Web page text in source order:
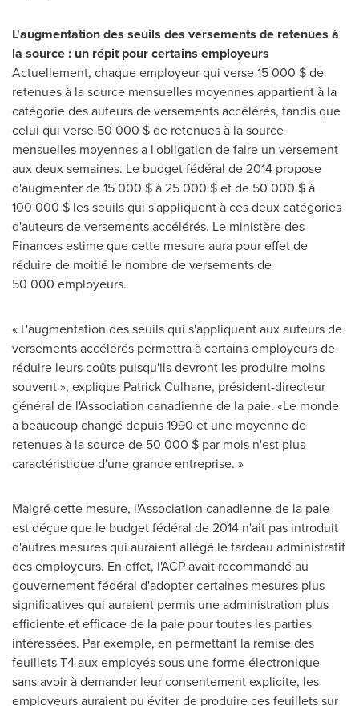
L'augmentation des seuils des versements de retenues à
la source : un répit pour certains employeurs
Actuellement, chaque employeur qui verse 15 000 $ de
retenues à la source mensuelles moyennes appartient à la
catégorie des auteurs de versements accélérés, tandis que
celui qui verse 50 000 $ de retenues à la source
mensuelles moyennes a l'obligation de faire un versement
aux deux semaines. Le budget fédéral de 2014 propose
d'augmenter de 15 000 $ à 25 000 $ et de 50 000 $ à
100 000 $ les seuils qui s'appliquent à ces deux catégories
d'auteurs de versements accélérés. Le ministère des
Finances estime que cette mesure aura pour effet de
réduire de moitié le nombre de versements de
50 000 employeurs.
« L'augmentation des seuils qui s'appliquent aux auteurs de
versements accélérés permettra à certains employeurs de
réduire leurs coûts puisqu'ils devront les produire moins
souvent », explique Patrick Culhane, président-directeur
général de l'Association canadienne de la paie. «Le monde
a beaucoup changé depuis 1990 et une moyenne de
retenues à la source de 50 000 $ par mois n'est plus
caractéristique d'une grande entreprise. »
Malgré cette mesure, l'Association canadienne de la paie
est déçue que le budget fédéral de 2014 n'ait pas introduit
d'autres mesures qui auraient allégé le fardeau administratif
des employeurs. En effet, l'ACP avait recommandé au
gouvernement fédéral d'adopter certaines mesures plus
significatives qui auraient permis une administration plus
efficiente et efficace de la paie pour toutes les parties
intéressées. Par exemple, en permettant la remise des
feuillets T4 aux employés sous une forme électronique
sans avoir à demander leur consentement explicite, les
employeurs auraient pu éviter de produire ces feuillets sur